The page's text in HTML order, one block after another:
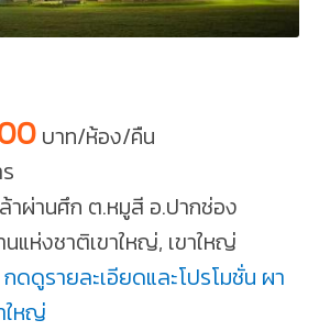
บาท/ห้อง/คืน
ผ่านศึก ต.หมูสี อ.ปากช่อง
แห่งชาติเขาใหญ่, เขาใหญ่
ดดูรายละเอียดและโปรโมชั่น ผา
ใหญ่